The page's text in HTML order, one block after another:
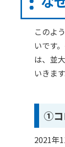
このよ
いです
は、並
いきます
①コ
2021年